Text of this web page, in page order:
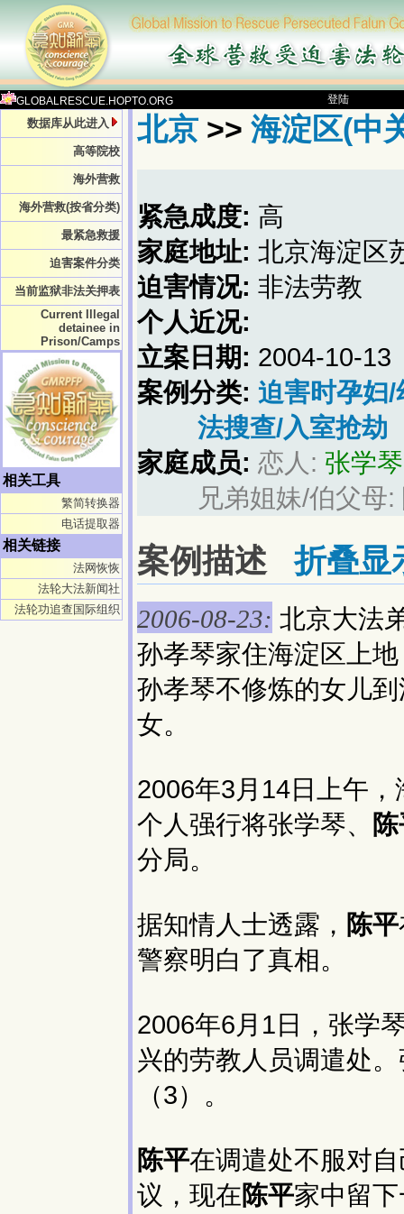
GLOBALRESCUE.HOPTO.ORG 登陆
数据库从此进入
高等院校
海外营救
海外营救(按省分类)
最紧急救援
迫害案件分类
当前监狱非法关押表
Current Illegal
detainee in
Prison/Camps
相关工具
繁简转换器
电话提取器
相关链接
法网恢恢
法轮大法新闻社
法轮功追查国际组织
北京 >> 海淀区(中
紧急成度: 高
家庭地址: 北京海淀区
迫害情况: 非法劳教
个人近况:
立案日期: 2004-10-13
案例分类: 迫害时孕妇
法搜查/入室抢劫
家庭成员: 恋人: 张学
兄弟姐妹/伯父母:
案例描述折叠显
2006-08-23: 北京大法
孙孝琴家住海淀区上
孙孝琴不修炼的女儿
女。
2006年3月14日上午
个人强行将张学琴、
分局。
据知情人士透露， 陈平
警察明白了真相。
2006年6月1日，张学
兴的劳教人员调遣处
（3）。
陈平在调遣处不服对
议，现在陈平家中留